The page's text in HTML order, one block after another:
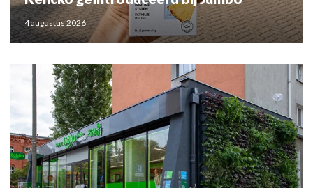
4 augustus 2026